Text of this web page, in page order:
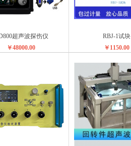
超声波探伤仪
￥48000.00
RBJ-1试块
￥1150.00